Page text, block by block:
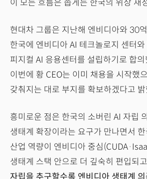
이 모든 흐름은 좁게는 한국의 위상 재
현대차 그룹은 지난해 엔비디아와 30
한국에 엔비디아 AI 테크놀로지 센터와
피지컬 AI 응용센터를 설립하기로 합의
이번에 황 CEO는 이미 채용을 시작했
갖춰지는 대로 부지를 확보하겠다고 밝
흥미로운 점은 한국의 소버린 AI 자립
생태계 확장이라는 요구가 만나면서
산업 역량이 엔비디아 중심
생태계 스택 안으로 더 깊숙히 편입되
자립을 추구할수록 엔비디아 생태계